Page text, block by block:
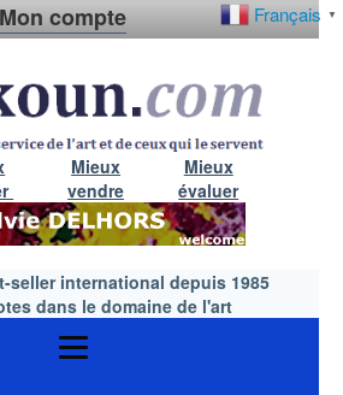
Français ▼
Mon compte
Mieux
vendre
Mieux
évaluer
seller international depuis 1985
dans le domaine de l'art